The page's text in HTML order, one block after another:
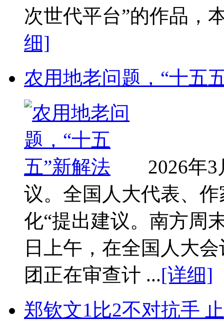
次世代平台”的作品，
细]
农用地老问题，“十五
2026年
议。全国人大代表、
化“提出建议。南方周
日上午，在全国人大
团正在审查计 ...[详细]
郑钦文1比2不对抗手